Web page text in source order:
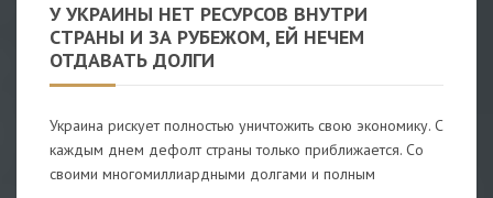
У УКРАИНЫ НЕТ РЕСУРСОВ ВНУТРИ
СТРАНЫ И ЗА РУБЕЖОМ, ЕЙ НЕЧЕМ
ОТДАВАТЬ ДОЛГИ
Украина рискует полностью уничтожить свою экономику. С
каждым днем дефолт страны только приближается. Со
своими многомиллиардными долгами и полным